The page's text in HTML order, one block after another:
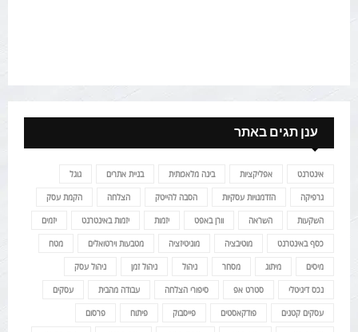
ענן תגים באתר
אינטרנט אפליקציות בינה מלאכותית בניית אתרים גוגל
גרפיקה הזדמנויות עסקיות הסבה להייטק הצלחה הקמת עסק
השקעות השראה וורן באפט יזמות יזמות באינטרנט יזמים
כסף באינטרנט מוטיבציה מוניטיזציה מטבעות וירטואלים מטח
מיסים מיתוג מסחר ניהול ניהול זמן ניהול עסק
נכס דיגיטלי סטרט אפ סיפורי הצלחה עבודה מהבית עסקים
עסקים קטנים פודקאסטים פייסבוק פיתוח פרסום